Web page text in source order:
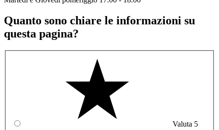
Quanto sono chiare le informazioni su
questa pagina?
Valuta 5